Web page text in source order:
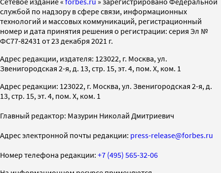
службой по надзору в сфере связи, информационных
технологий и массовых коммуникаций, регистрационный
номер и дата принятия решения о регистрации: серия Эл №
ФС77-82431 от 23 декабря 2021 г.
Адрес редакции, издателя: 123022, г. Москва, ул.
Звенигородская 2-я, д. 13, стр. 15, эт. 4, пом. X, ком. 1
Адрес редакции: 123022, г. Москва, ул. Звенигородская 2-я, д.
13, стр. 15, эт. 4, пом. X, ком. 1
Главный редактор: Мазурин Николай Дмитриевич
Адрес электронной почты редакции: press-release@forbes.ru
Номер телефона редакции: +7 (495) 565-32-06